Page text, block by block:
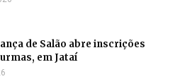
de Salão abre inscrições
em Jataí